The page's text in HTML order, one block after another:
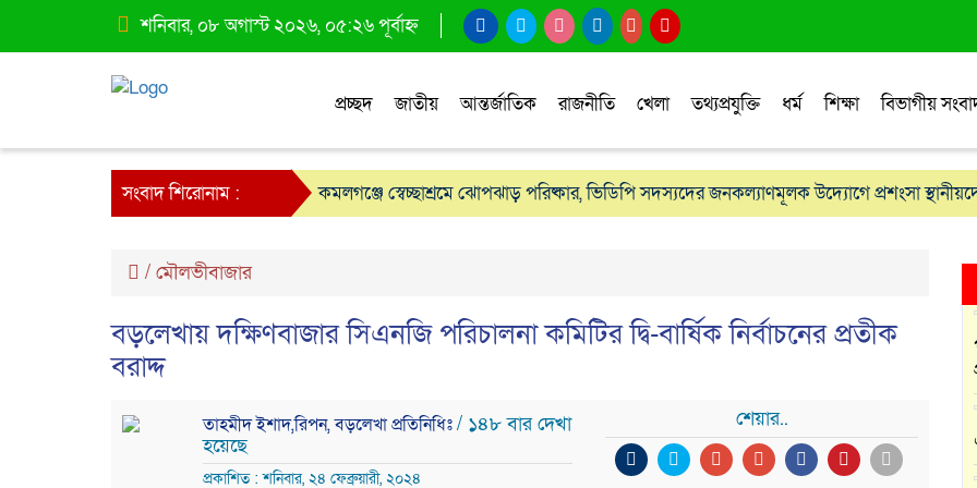
শনিবার, ০৮ অগাস্ট ২০২৬, ০৫:২৬ পূর্বাহ্ন
প্রচ্ছদ জাতীয় আন্তর্জাতিক রাজনীতি খেলা তথ্যপ্রযুক্তি ধর্ম শিক্ষা বিভাগীয়
সংবাদ শিরোনাম : কমলগঞ্জে স্বেচ্ছাশ্রমে ঝোপঝাড় পরিষ্কার, ভিডিপি সদস্যদের জনকল্যাণমূলক উদ্যোগে প্রশংসা
/ মৌলভীবাজার
বড়লেখায় দক্ষিণবাজার সিএনজি পরিচালনা কমিটির দ্বি-বার্ষিক নির্বাচনের প্রতীক
বরাদ্দ
তাহমীদ ইশাদ,রিপন, বড়লেখা প্রতিনিধিঃ/ ১৪৮ বার দেখা
হয়েছে
প্রকাশিত : শনিবার, ২৪ ফেব্রুয়ারী, ২০২৪
শেয়ার..